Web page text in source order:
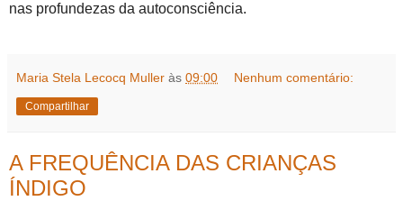
nas profundezas da autoconsciência.
Maria Stela Lecocq Muller às 09:00 Nenhum comentário:
Compartilhar
A FREQUÊNCIA DAS CRIANÇAS
ÍNDIGO